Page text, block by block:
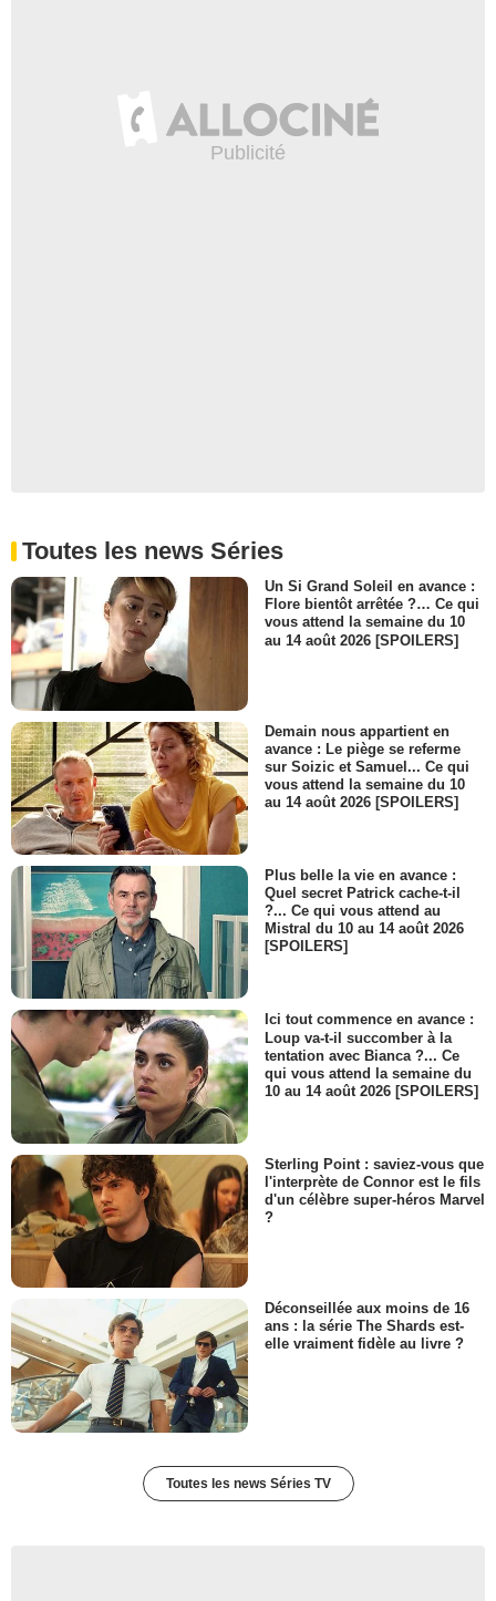
Toutes les news Séries
Un Si Grand Soleil en avance :
Flore bientôt arrêtée ?… Ce qui
vous attend la semaine du 10
au 14 août 2026 [SPOILERS]
Demain nous appartient en
avance : Le piège se referme
sur Soizic et Samuel... Ce qui
vous attend la semaine du 10
au 14 août 2026 [SPOILERS]
Plus belle la vie en avance :
Quel secret Patrick cache-t-il
?... Ce qui vous attend au
Mistral du 10 au 14 août 2026
[SPOILERS]
Ici tout commence en avance :
Loup va-t-il succomber à la
tentation avec Bianca ?... Ce
qui vous attend la semaine du
10 au 14 août 2026 [SPOILERS]
Sterling Point : saviez-vous que
l'interprète de Connor est le fils
d'un célèbre super-héros Marvel
?
Déconseillée aux moins de 16
ans : la série The Shards est-
elle vraiment fidèle au livre ?
Toutes les news Séries TV